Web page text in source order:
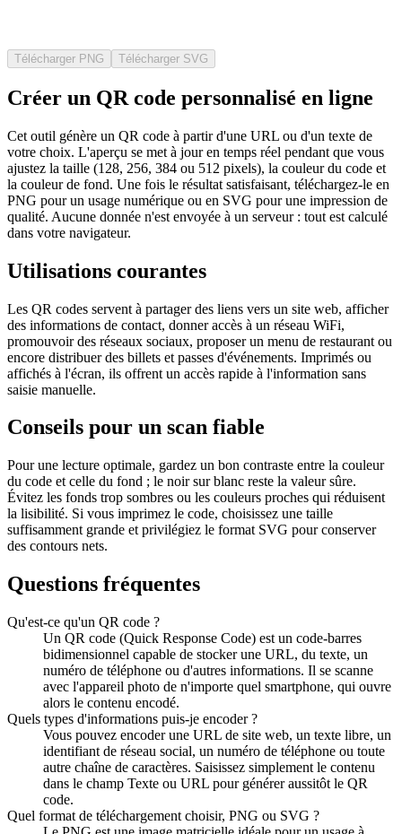
Télécharger PNG Télécharger SVG
Créer un QR code personnalisé en ligne
Cet outil génère un QR code à partir d'une URL ou d'un texte de
votre choix. L'aperçu se met à jour en temps réel pendant que vous
ajustez la taille (128, 256, 384 ou 512 pixels), la couleur du code et
la couleur de fond. Une fois le résultat satisfaisant, téléchargez-le en
PNG pour un usage numérique ou en SVG pour une impression de
qualité. Aucune donnée n'est envoyée à un serveur : tout est calculé
dans votre navigateur.
Utilisations courantes
Les QR codes servent à partager des liens vers un site web, afficher
des informations de contact, donner accès à un réseau WiFi,
promouvoir des réseaux sociaux, proposer un menu de restaurant ou
encore distribuer des billets et passes d'événements. Imprimés ou
affichés à l'écran, ils offrent un accès rapide à l'information sans
saisie manuelle.
Conseils pour un scan fiable
Pour une lecture optimale, gardez un bon contraste entre la couleur
du code et celle du fond ; le noir sur blanc reste la valeur sûre.
Évitez les fonds trop sombres ou les couleurs proches qui réduisent
la lisibilité. Si vous imprimez le code, choisissez une taille
suffisamment grande et privilégiez le format SVG pour conserver
des contours nets.
Questions fréquentes
Qu'est-ce qu'un QR code ?
Un QR code (Quick Response Code) est un code-barres
bidimensionnel capable de stocker une URL, du texte, un
numéro de téléphone ou d'autres informations. Il se scanne
avec l'appareil photo de n'importe quel smartphone, qui ouvre
alors le contenu encodé.
Quels types d'informations puis-je encoder ?
Vous pouvez encoder une URL de site web, un texte libre, un
identifiant de réseau social, un numéro de téléphone ou toute
autre chaîne de caractères. Saisissez simplement le contenu
dans le champ Texte ou URL pour générer aussitôt le QR
code.
Quel format de téléchargement choisir, PNG ou SVG ?